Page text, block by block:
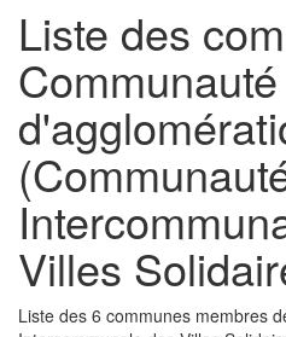
Liste des
Communauté
Villes
Liste des 6 communes membres